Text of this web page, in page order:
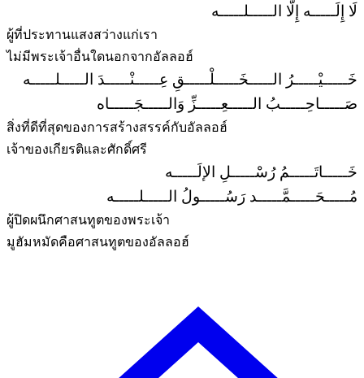
لَا إِلَـــــه إِلَّا الـــــلـــــه
ผู้ที่ประทานแสงสว่างแก่เรา
ไม่มีพระเจ้าอื่นใดนอกจากอัลลอฮ์
خَـــــيْـــــرُ الـــــخَـــــلْـــــقِ عِـــــنْـــــدَ الـــــلـــــه
صَـــــاحِـــــبُ الـــــعِـــــزِّ وَالـــــجَـــــاه
สิ่งที่ดีที่สุดของการสร้างสรรค์กับอัลลอฮ์
เจ้าของเกียรติและศักดิ์ศรี
خَـــــاتَـــــمُ رُسْـــــلِ الإلَـــــه
مُـــــحَـــــمَّـــــد رَسُـــــولُ الـــــلـــــه
ผู้ปิดผนึกศาสนทูตของพระเจ้า
มูฮัมหมัดคือศาสนทูตของอัลลอฮ์